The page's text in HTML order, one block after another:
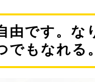
由です。な
でもなれる。